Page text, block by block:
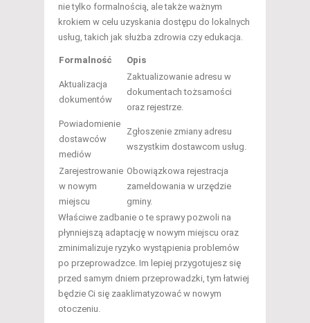
nie tylko formalnością, ale także ważnym
krokiem w celu uzyskania dostępu do lokalnych
usług, takich jak służba zdrowia czy edukacja.
Formalność Opis
Aktualizacja
dokumentów
Zaktualizowanie adresu w
dokumentach tożsamości
oraz rejestrze.
Powiadomienie
dostawców
mediów
Zgłoszenie zmiany adresu
wszystkim dostawcom usług.
Zarejestrowanie
w nowym
miejscu
Obowiązkowa rejestracja
zameldowania w urzędzie
gminy.
Właściwe zadbanie o te sprawy pozwoli na
płynniejszą adaptację w nowym miejscu oraz
zminimalizuje ryzyko wystąpienia problemów
po przeprowadzce. Im lepiej przygotujesz się
przed samym dniem przeprowadzki, tym łatwiej
będzie Ci się zaaklimatyzować w nowym
otoczeniu.